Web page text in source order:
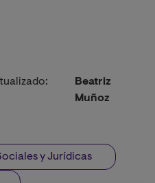
Beatriz
Muñoz
y Jurídicas